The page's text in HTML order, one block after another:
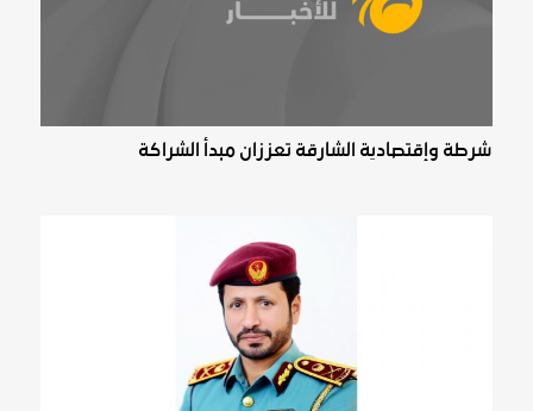
شرطة وإقتصادية ‏الشارقة تعززان مبدأ الشراكة